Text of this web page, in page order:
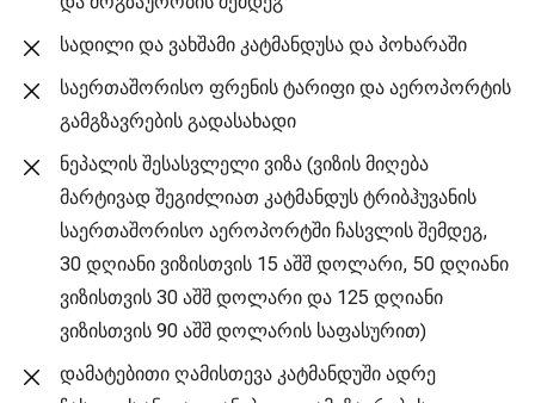
სადილი და ვახშამი კატმანდუსა და პოხარაში
საერთაშორისო ფრენის ტარიფი და აეროპორტის
გამგზავრების გადასახადი
ნეპალის შესასვლელი ვიზა (ვიზის მიღება
მარტივად შეგიძლიათ კატმანდუს ტრიბჰუვანის
საერთაშორისო აეროპორტში ჩასვლის შემდეგ,
30 დღიანი ვიზისთვის 15 აშშ დოლარი, 50 დღიანი
ვიზისთვის 30 აშშ დოლარი და 125 დღიანი
ვიზისთვის 90 აშშ დოლარის საფასურით)
დამატებითი ღამისთევა კატმანდუში ადრე